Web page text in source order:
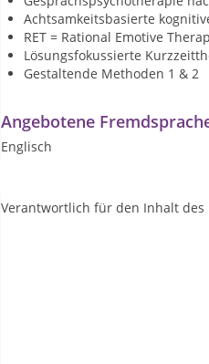
Achtsamkeitsbasierte
RET = Rational Emotive
Lösungsfokussierte
Gestaltende Methoden 1 & 2
Angebotene
Englisch
Verantwortlich für den Inhalt des